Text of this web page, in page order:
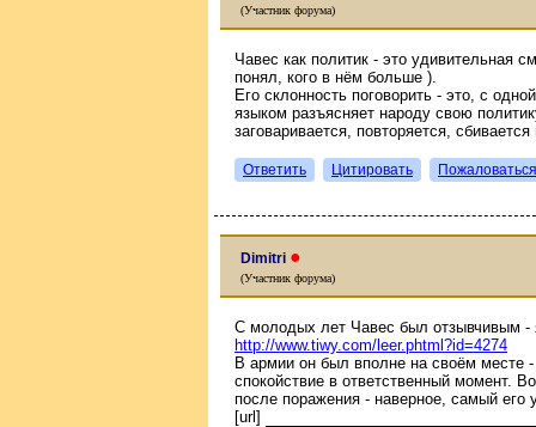
(Участник форума)
Чавес как политик - это удивительная
понял, кого в нём больше ).
Его склонность поговорить - это, с
языком разъясняет народу свою
заговаривается, повторяется,
Ответить Цитировать Пожаловаться
Dimitri ●
(Участник форума)
С молодых лет Чавес был отзывчивым -
http://www.tiwy.com/leer.phtml?id=4274
В армии он был вполне на своём месте
спокойствие в ответственный момент.
после поражения - наверное, самый его
[url]